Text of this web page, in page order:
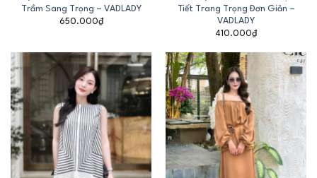
Trầm Sang Trọng – VADLADY
650.000₫
Tiết Trang Trọng Đơn Giản –
VADLADY
410.000₫